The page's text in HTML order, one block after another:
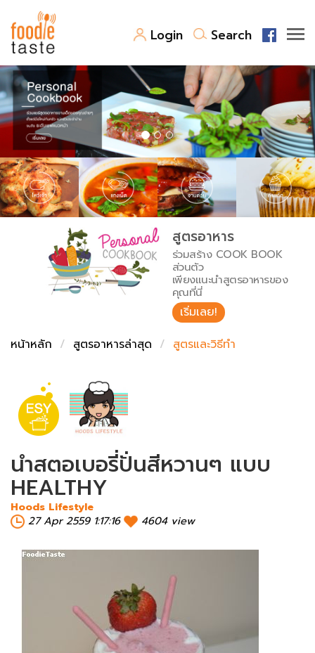
Login Search
สูตรอาหาร
สูตรอาหารล่าสุด
Top Foodie
พาไปชิม
สารพันก้นครัว
เคล็ดลับน่ารู้
เปรียบเทียบหน่วยการตวง
เปรียบเทียบอุณหภูมิ
เปรียบเทียบน้ำหนักวัตถุดิบ
FoodPedia
สร้าง Cookbook
สูตรอาหาร
ร่วมสร้าง COOK BOOK
ส่วนตัว
เพียงแนะนำสูตรอาหารของ
คุณที่นี่
เริ่มเลย!
หน้าหลัก
สูตรอาหารล่าสุด สูตรและวิธีทำ
นำสตอเบอรี่ปั่นสีหวานๆ แบบ
HEALTHY
Hoods Lifestyle
27 Apr 2559 1:17:16
4604 view